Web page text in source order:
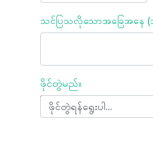
သင်ပြသလိုသောအခြေအနေ
ဖိုင်တွဲမည်။
ဖိုင်တွဲရန်ရွေးပါ...